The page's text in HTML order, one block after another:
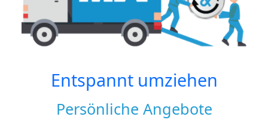
Entspannt umziehen
Persönliche Angebote